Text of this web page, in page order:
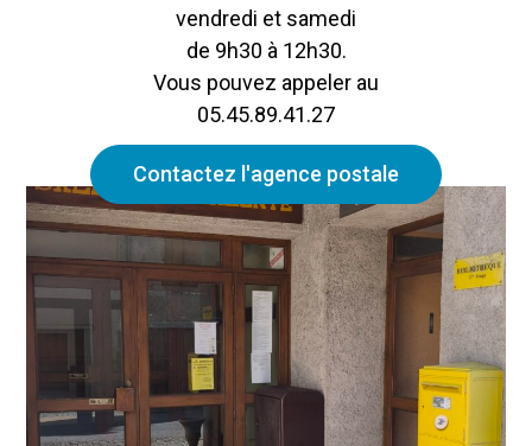
vendredi et samedi
de 9h30 à 12h30.
Vous pouvez appeler au
05.45.89.41.27
Contactez l'agence postale